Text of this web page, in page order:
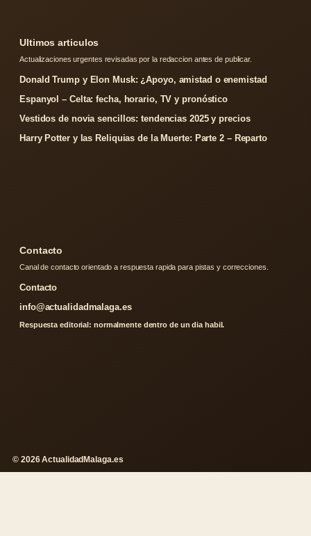
Ultimos articulos
Actualizaciones urgentes revisadas por la redaccion antes de publicar.
Donald Trump y Elon Musk: ¿Apoyo, amistad o enemistad
Espanyol – Celta: fecha, horario, TV y pronóstico
Vestidos de novia sencillos: tendencias 2025 y precios
Harry Potter y las Reliquias de la Muerte: Parte 2 – Reparto
Contacto
Canal de contacto orientado a respuesta rapida para pistas y correcciones.
Contacto
info@actualidadmalaga.es
Respuesta editorial: normalmente dentro de un dia habil.
© 2026 ActualidadMalaga.es